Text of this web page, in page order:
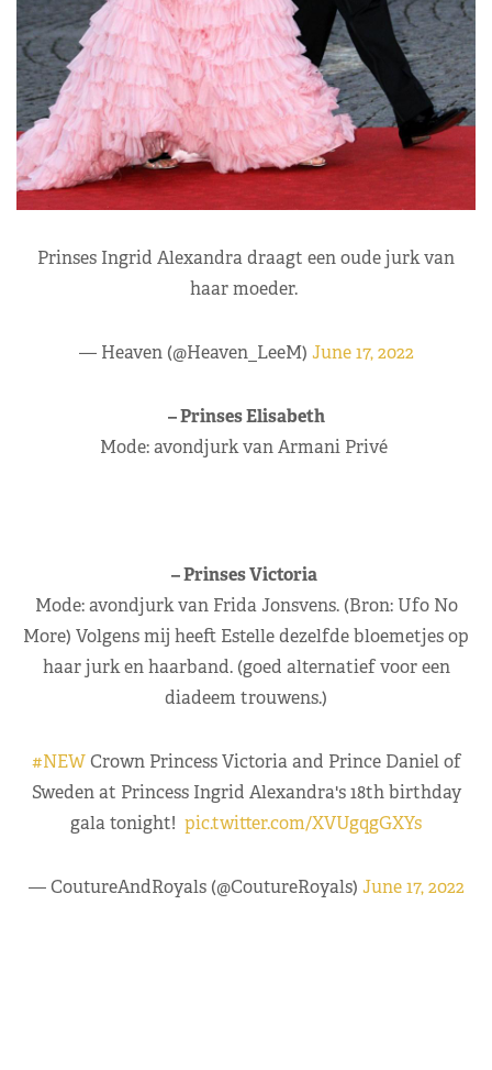
Prinses Ingrid Alexandra draagt een oude jurk van
haar moeder.
— Heaven (@Heaven_LeeM) June 17, 2022
– Prinses Elisabeth
Mode: avondjurk van Armani Privé
– Prinses Victoria
Mode: avondjurk van Frida Jonsvens. (Bron: Ufo No
More) Volgens mij heeft Estelle dezelfde bloemetjes op
haar jurk en haarband. (goed alternatief voor een
diadeem trouwens.)
#NEWCrown Princess Victoria and Prince Daniel of
Sweden at Princess Ingrid Alexandra's 18th birthday
gala tonight! pic.twitter.com/XVUgqgGXYs
— CoutureAndRoyals (@CoutureRoyals) June 17, 2022